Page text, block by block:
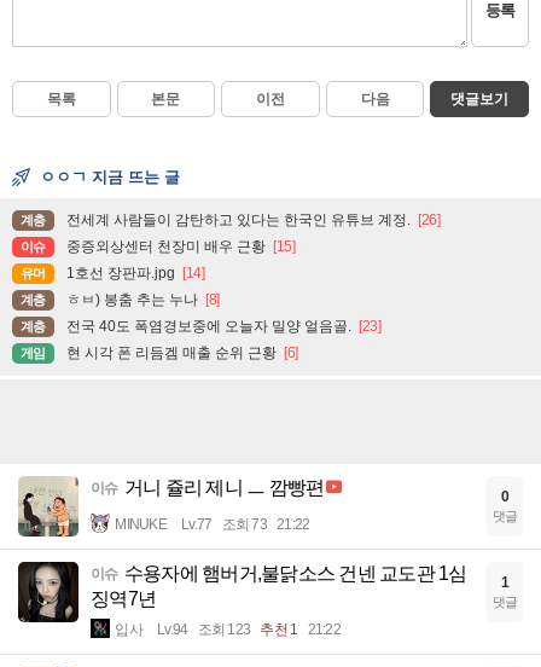
등록
목록 본문 이전 다음 댓글보기
ㅇㅇㄱ 지금 뜨는 글
계층 전세계 사람들이 감탄하고 있다는 한국인 유튜브 계정. [26]
이슈 중증외상센터 천장미 배우 근황 [15]
유머 1호선 장판파.jpg [14]
계층 ㅎㅂ) 봉춤 추는 누나 [8]
계층 전국 40도 폭염경보중에 오늘자 밀양 얼음골. [23]
게임 현 시각 폰 리듬겜 매출 순위 근황 [6]
이슈 거니 쥴리 제니 ㅡ 깜빵편
MINUKE Lv.77 조회 73 21:22
0
댓글
이슈 수용자에 햄버거,불닭소스 건넨 교도관 1심
징역7년
입사 Lv.94 조회 123 추천 1 21:22
1
댓글